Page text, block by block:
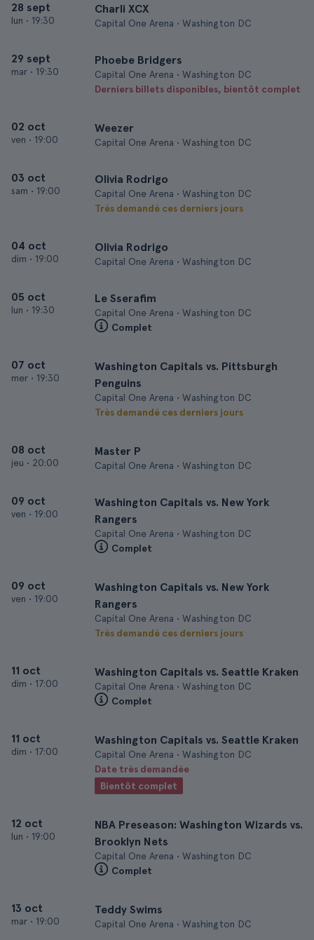
28 sept
lun • 19:30
Charli XCX
Capital One Arena • Washington DC
29 sept
mar • 19:30
Phoebe Bridgers
Capital One Arena • Washington DC
Derniers billets disponibles, bientôt complet
02 oct
ven • 19:00
Weezer
Capital One Arena • Washington DC
03 oct
sam • 19:00
Olivia Rodrigo
Capital One Arena • Washington DC
Très demandé ces derniers jours
04 oct
dim • 19:00
Olivia Rodrigo
Capital One Arena • Washington DC
05 oct
lun • 19:30
Le Sserafim
Capital One Arena • Washington DC
Complet
07 oct
mer • 19:30
Washington Capitals vs. Pittsburgh
Penguins
Capital One Arena • Washington DC
Très demandé ces derniers jours
08 oct
jeu • 20:00
Master P
Capital One Arena • Washington DC
09 oct
ven • 19:00
Washington Capitals vs. New York
Rangers
Capital One Arena • Washington DC
Complet
09 oct
ven • 19:00
Washington Capitals vs. New York
Rangers
Capital One Arena • Washington DC
Très demandé ces derniers jours
11 oct
dim • 17:00
Washington Capitals vs. Seattle Kraken
Capital One Arena • Washington DC
Complet
11 oct
dim • 17:00
Washington Capitals vs. Seattle Kraken
Capital One Arena • Washington DC
Date très demandée
Bientôt complet
12 oct
lun • 19:00
NBA Preseason: Washington Wizards vs.
Brooklyn Nets
Capital One Arena • Washington DC
Complet
13 oct
mar • 19:00
Teddy Swims
Capital One Arena • Washington DC